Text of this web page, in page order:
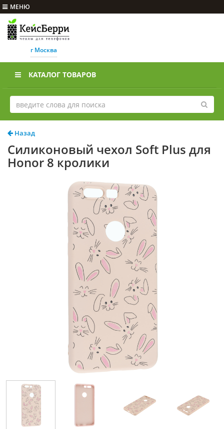
МЕНЮ
г Москва
КАТАЛОГ ТОВАРОВ
Назад
Силиконовый чехол Soft Plus для
Honor 8 кролики